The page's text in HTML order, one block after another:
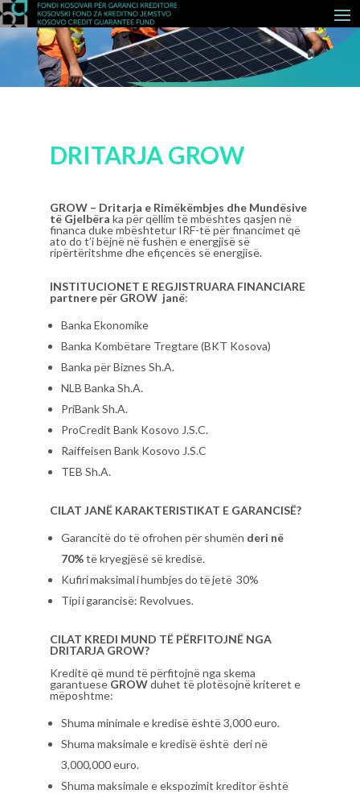
DRITARJA GROW
GROW – Dritarja e Rimëkëmbjes dhe Mundësive
të Gjelbëra ka për qëllim të mbështes qasjen në
financa duke mbështetur IRF-të për financimet që
ato do t’i bëjnë në fushën e energjisë së
ripërtëritshme dhe efiçencës së energjisë.
INSTITUCIONET E REGJISTRUARA FINANCIARE
partnere për GROW janë:
Banka Ekonomike
Banka Kombëtare Tregtare (BKT Kosova)
Banka për Biznes Sh.A.
NLB Banka Sh.A.
PriBank Sh.A.
ProCredit Bank Kosovo J.S.C.
Raiffeisen Bank Kosovo J.S.C
TEB Sh.A.
CILAT JANË KARAKTERISTIKAT E GARANCISË?
Garancitë do të ofrohen për shumën deri në
70%të kryegjësë së kredisë.
Kufiri maksimal i humbjes do të jetë 30%
Tipi i garancisë: Revolvues.
CILAT KREDI MUND TË PËRFITOJNË NGA
DRITARJA GROW?
Kreditë që mund të përfitojnë nga skema
garantuese GROWduhet të plotësojnë kriteret e
mëposhtme:
Shuma minimale e kredisë është 3,000 euro.
Shuma maksimale e kredisë është deri në
3,000,000 euro.
Shuma maksimale e ekspozimit kreditor është